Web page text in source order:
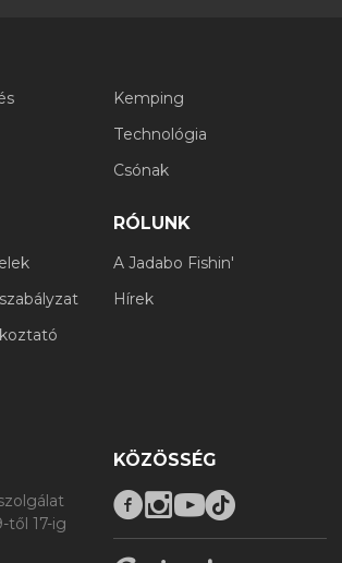
Kemping
Technológia
Csónak
RÓLUNK
A Jadabo Fishin'
Hírek
től 17-ig
KÖZÖSSÉG